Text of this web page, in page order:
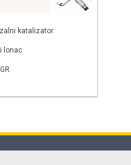
katalizator
lonac